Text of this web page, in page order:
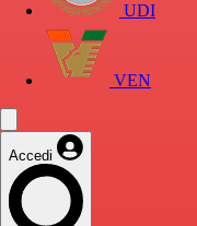
UDI
VEN
Accedi